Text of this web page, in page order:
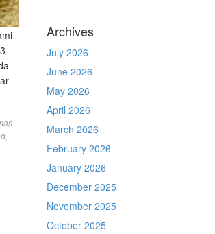
Archives
July 2026
June 2026
May 2026
April 2026
March 2026
February 2026
January 2026
December 2025
November 2025
October 2025